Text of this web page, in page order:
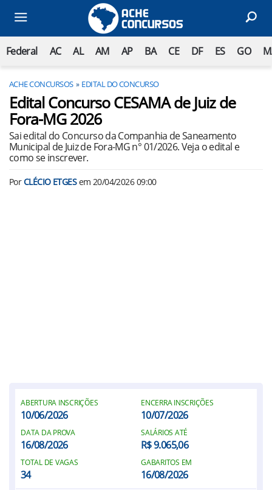
Federal AC AL AM AP BA CE DF ES GO
ACHE CONCURSOS EDITAL DO CONCURSO
Edital Concurso CESAMA de Juiz de
Fora-MG 2026
Sai edital do Concurso da Companhia de Saneamento
Municipal de Juiz de Fora-MG n° 01/2026. Veja o edital e
como se inscrever.
PorCLÉCIO ETGESem 20/04/2026 09:00
ABERTURA INSCRIÇÕES
10/06/2026
ENCERRA INSCRIÇÕES
10/07/2026
DATA DA PROVA
16/08/2026
SALÁRIOS ATÉ
R$ 9.065,06
TOTAL DE VAGAS
34
GABARITOS EM
16/08/2026